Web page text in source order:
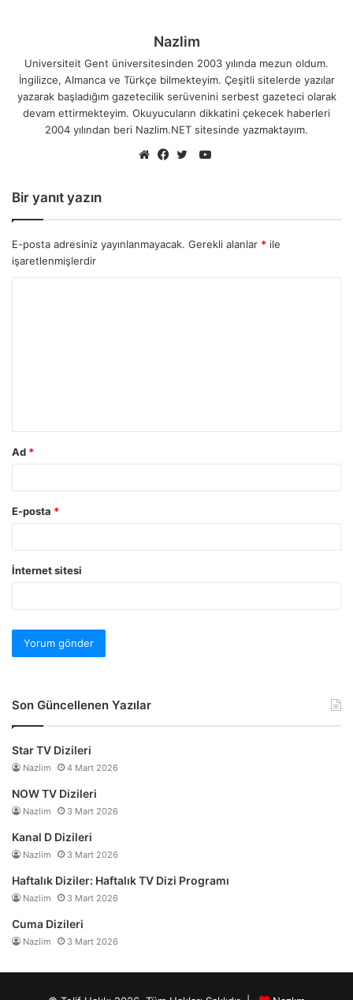
Nazlim
Universiteit Gent üniversitesinden 2003 yılında mezun oldum.
İngilizce, Almanca ve Türkçe bilmekteyim. Çeşitli sitelerde yazılar
yazarak başladığım gazetecilik serüvenini serbest gazeteci olarak
devam ettirmekteyim. Okuyucuların dikkatini çekecek haberleri
2004 yılından beri Nazlim.NET sitesinde yazmaktayım.
YouTube
Bir yanıt yazın
E-posta adresiniz yayınlanmayacak. Gerekli alanlar * ile
işaretlenmişlerdir
Ad *
E-posta *
İnternet sitesi
Son Güncellenen Yazılar
Star TV Dizileri
Nazlim 4 Mart 2026
NOW TV Dizileri
Nazlim 3 Mart 2026
Kanal D Dizileri
Nazlim 3 Mart 2026
Haftalık Diziler: Haftalık TV Dizi Programı
Nazlim 3 Mart 2026
Cuma Dizileri
Nazlim 3 Mart 2026